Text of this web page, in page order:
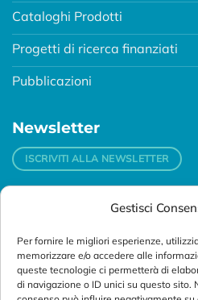
Gestisci
Per fornire le migliori esperienze,
memorizzare e/o accedere alle
queste tecnologie ci permetterà di
di navigazione o ID unici su questo sito.
Cataloghi Prodotti
Progetti di ricerca finanziati
Pubblicazioni
Newsletter
ISCRIVITI ALLA NEWSLETTER
Padova
Via Svizzera, 16 - 35127